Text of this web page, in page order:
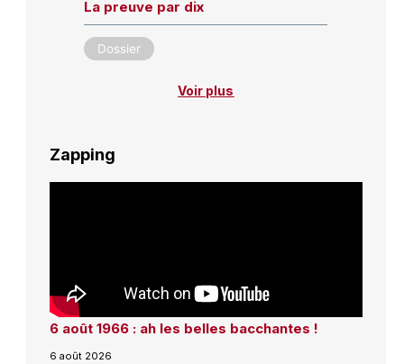
La preuve par dix
Dossier
Voir plus
Zapping
6 août 1966 : ah les belles bacchantes !
6 août 2026